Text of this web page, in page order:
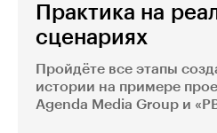
Практика на
сценариях
Пройдёте все этапы
истории на примере
Agenda Media Group и